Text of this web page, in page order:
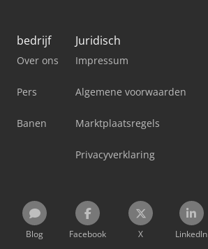
bedrijf
Over ons
Pers
Banen
Juridisch
Impressum
Algemene voorwaarden
Marktplaatsregels
Privacyverklaring
Blog Facebook X LinkedIn